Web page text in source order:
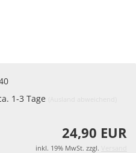
1-3 Tage
24,90 EUR
inkl. 19% MwSt. zzgl.